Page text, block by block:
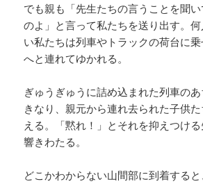
でも親も「先生たちの言うことを聞
のよ」と言って私たちを送り出す。
い私たちは列車やトラックの荷台に
へと連れてゆかれる。
ぎゅうぎゅうに詰め込まれた列車の
きなり、親元から連れ去られた子供
える。「黙れ！」とそれを抑えつけ
響きわたる。
どこかわからない山間部に到着する